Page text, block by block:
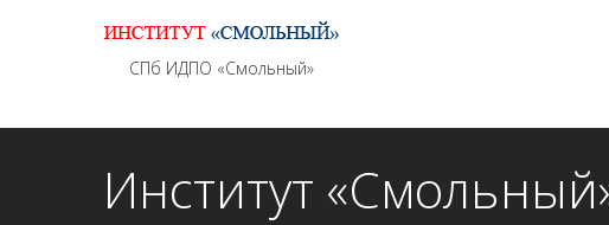
СПб ИДПО «Смольный»
Институт